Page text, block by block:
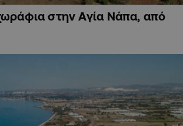
στην Αγία Νάπα, από